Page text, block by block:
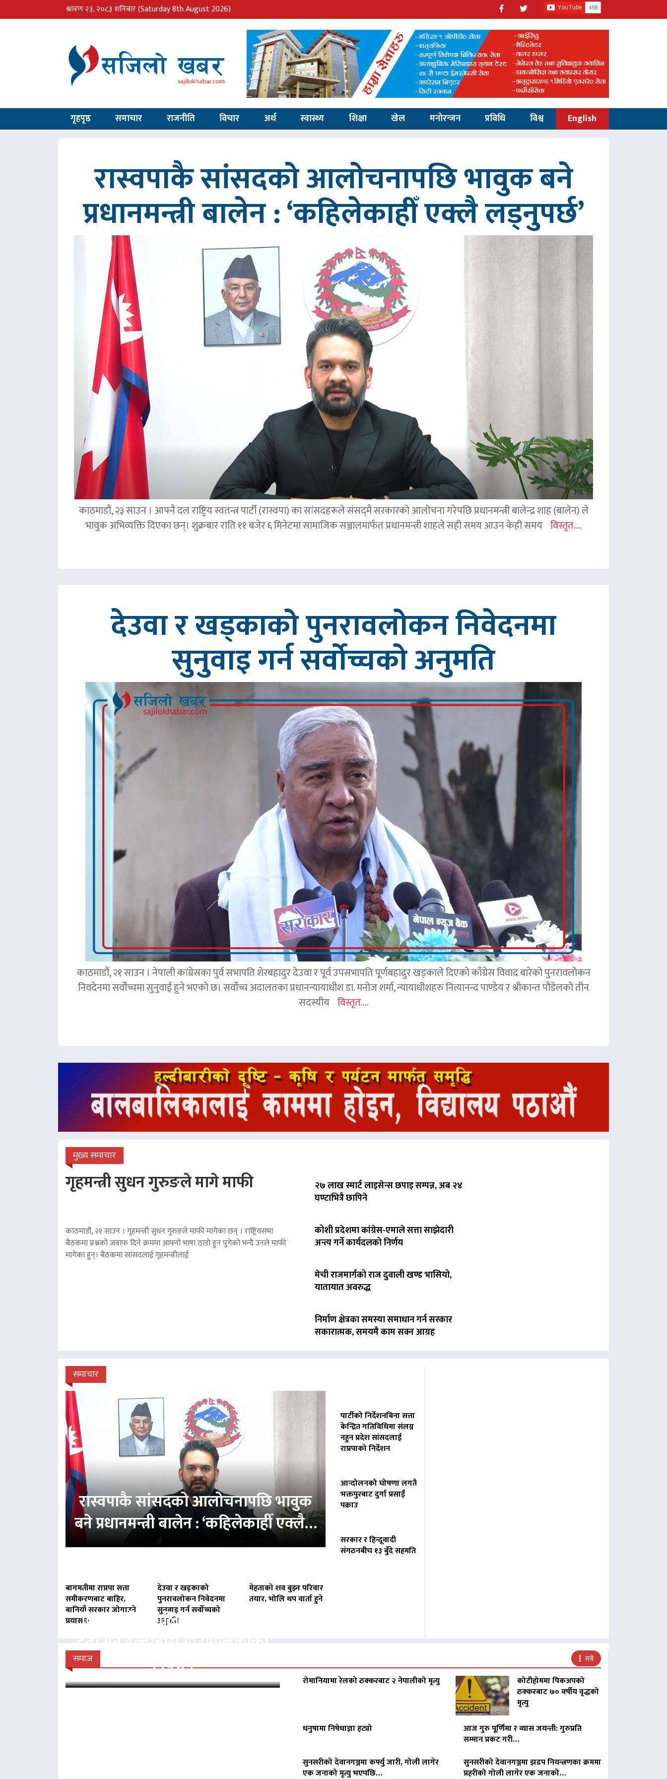
श्रावण २३, २०८३ शनिबार(Saturday 8th August 2026)
गृहपृष्ठ समाचार राजनीति विचार अर्थ स्वास्थ्य शिक्षा खेल मनोरन्जन प्रविधि विश्व English
रास्वपाकै सांसदको आलोचनापछि भावुक बने
प्रधानमन्त्री बालेन : ‘कहिलेकाहीँ एक्लै लड्नुपर्छ’
काठमाडौं, २३ साउन । आफ्नै दल राष्ट्रिय स्वतन्त्र पार्टी (रास्वपा) का सांसदहरूले संसद्‌मै सरकारको आलोचना गरेपछि प्रधानमन्त्री बालेन्द्र शाह (बालेन) ले
भावुक अभिव्यक्ति दिएका छन्। शुक्रबार राति ११ बजेर ६ मिनेटमा सामाजिक सञ्जालमार्फत प्रधानमन्त्री शाहले सही समय आउन केही समय विस्तृत....
देउवा र खड्काको पुनरावलोकन निवेदनमा
सुनुवाइ गर्न सर्वोच्चको अनुमति
काठमाडौं, २१ साउन । नेपाली कांग्रेसका पुर्व सभापति शेरबहादुर देउवा र पूर्व उपसभापति पूर्णबहादुर खड्काले दिएको काँग्रेस विवाद बारेको पुनरावलोकन
निवदेनमा सर्वोच्चमा सुनुवाई हुने भएको छ। सर्वोच्च अदालतका प्रधानन्यायाधीश डा. मनोज शर्मा, न्यायाधीशहरु नित्यानन्द पाण्डेय र श्रीकान्त पौडेलको तीन
सदस्यीय विस्तृत....
मुख्य समाचार
गृहमन्त्री सुधन गुरुङले मागे माफी
काठमाडौं, २१ साउन । गृहमन्त्री सुधन गुरुङले माफी मागेका छन् । राष्ट्रियसभा
बैठकमा प्रश्नको जवाफ दिने क्रममा आफ्नो भाषा ठाडो हुन पुगेको भन्दै उनले माफी
मागेका हुन्। बैठकमा सांसदलाई गृहमन्त्रीलाई
२७ लाख स्मार्ट लाइसेन्स छपाइ सम्पन्न, अब २४
घण्टाभित्रै छापिने
कोशी प्रदेशमा कांग्रेस-एमाले सत्ता साझेदारी
अन्त्य गर्ने कार्यदलको निर्णय
मेची राजमार्गको राज दुवाली खण्ड भासियो,
यातायात अवरुद्ध
निर्माण क्षेत्रका समस्या समाधान गर्न सरकार
सकारात्मक, समयमै काम सक्न आग्रह
समाचार
रास्वपाकै सांसदको आलोचनापछि भावुक
बने प्रधानमन्त्री बालेन : ‘कहिलेकाहीँ एक्लै…
बागमतीमा राप्रपा सत्ता
समीकरणबाट बाहिर,
बानियाँ सरकार जोगाउने
प्रयासमा
देउवा र खड्काको
पुनरावलोकन निवेदनमा
सुनुवाइ गर्न सर्वोच्चको
अनुमति
मेहताको शव बुझ्न परिवार
तयार, भोलि थप वार्ता हुने
पार्टीको निर्देशनबिना सत्ता
केन्द्रित गतिविधिमा संलग्न
नहुन प्रदेश सांसदलाई
राप्रपाको निर्देशन
आन्दोलनको घोषणा लगतै
भक्तपुरबाट दुर्गा प्रसाईं
पक्राउ
सरकार र हिन्दूवादी
संगठनबीच १३ बुँदे सहमति
समाज सबै
बिना दर्ता सञ्चालित व्यवसायलाई
निर्देशन
रोमानियामा रेलको ठक्करबाट २ नेपालीको मृत्यु
कोटीहोममा पिकअपको
ठक्करबाट ७० वर्षीय वृद्धको
मृत्यु
धनुषामा निषेधाज्ञा हट्यो
आज गुरु पूर्णिमा र व्यास जयन्ती: गुरुप्रति
सम्मान प्रकट गरी…
सुनसरीको देवानगञ्जमा कर्फ्यु जारी, गोली लागेर
एक जनाको मृत्यु भएपछि…
सुनसरीको देवानगञ्जमा झडप नियन्त्रणका क्रममा
प्रहरीको गोली लागेर एक जनाको…